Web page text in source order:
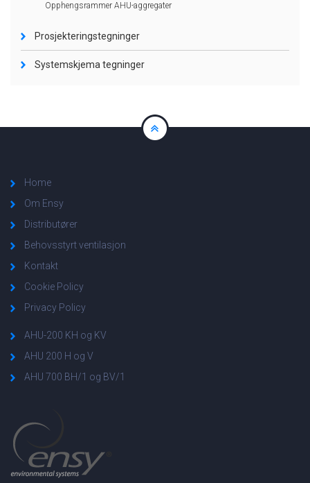
Opphengsrammer AHU-aggregater
Prosjekteringstegninger
Systemskjema tegninger
Home
Om Ensy
Distributører
Behovsstyrt ventilasjon
Kontakt
Cookie Policy
Privacy Policy
AHU-200 KH og KV
AHU 200 H og V
AHU 700 BH/1 og BV/1